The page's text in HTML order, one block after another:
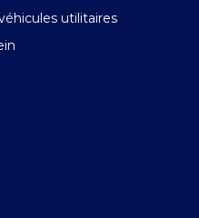
utilitaires